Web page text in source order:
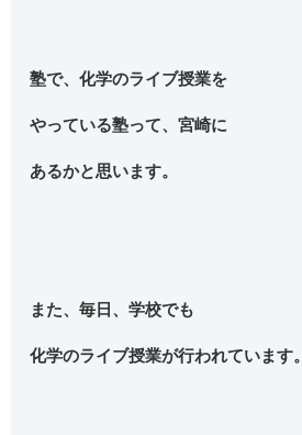
塾で、化学のライブ授業を
やっている塾って、宮崎に
あるかと思います。
また、毎日、学校でも
化学のライブ授業が行われています。